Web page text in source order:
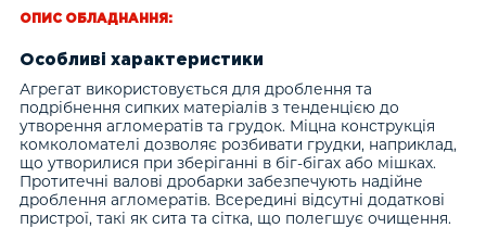
ОПИС ОБЛАДНАННЯ:
Особливі характеристики
Агрегат використовується для дроблення та
подрібнення сипких матеріалів з тенденцією до
утворення агломератів та грудок. Міцна конструкція
комколомателі дозволяє розбивати грудки, наприклад,
що утворилися при зберіганні в біг-бігах або мішках.
Протитечні валові дробарки забезпечують надійне
дроблення агломератів. Всередині відсутні додаткові
пристрої, такі як сита та сітка, що полегшує очищення.